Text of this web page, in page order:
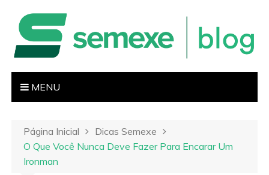
MENU
Página Inicial
Dicas Semexe
O Que Você Nunca Deve Fazer Para Encarar Um
Ironman